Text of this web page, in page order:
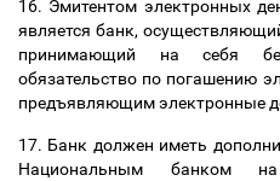
16. Эмитентом электронных
является банк,
принимающий на себя
обязательство по погашению
предъявляющим электронные
17. Банк должен иметь
Национальным банком